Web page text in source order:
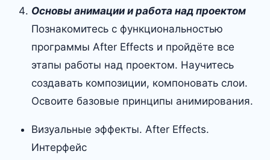
Основы анимации и работа над проектом
Познакомитесь с функциональностью
программы After Effects и пройдёте все
этапы работы над проектом. Научитесь
создавать композиции, компоновать слои.
Освоите базовые принципы анимирования.
Визуальные эффекты. After Effects.
Интерфейс